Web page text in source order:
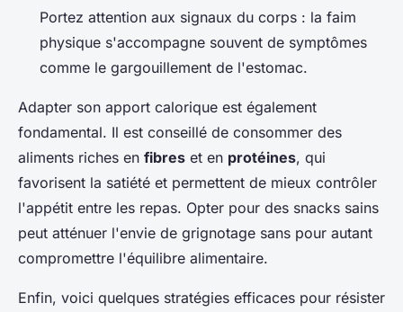
Portez attention aux signaux du corps : la faim
physique s'accompagne souvent de symptômes
comme le gargouillement de l'estomac.
Adapter son apport calorique est également
fondamental. Il est conseillé de consommer des
aliments riches en fibres et en protéines, qui
favorisent la satiété et permettent de mieux contrôler
l'appétit entre les repas. Opter pour des snacks sains
peut atténuer l'envie de grignotage sans pour autant
compromettre l'équilibre alimentaire.
Enfin, voici quelques stratégies efficaces pour résister